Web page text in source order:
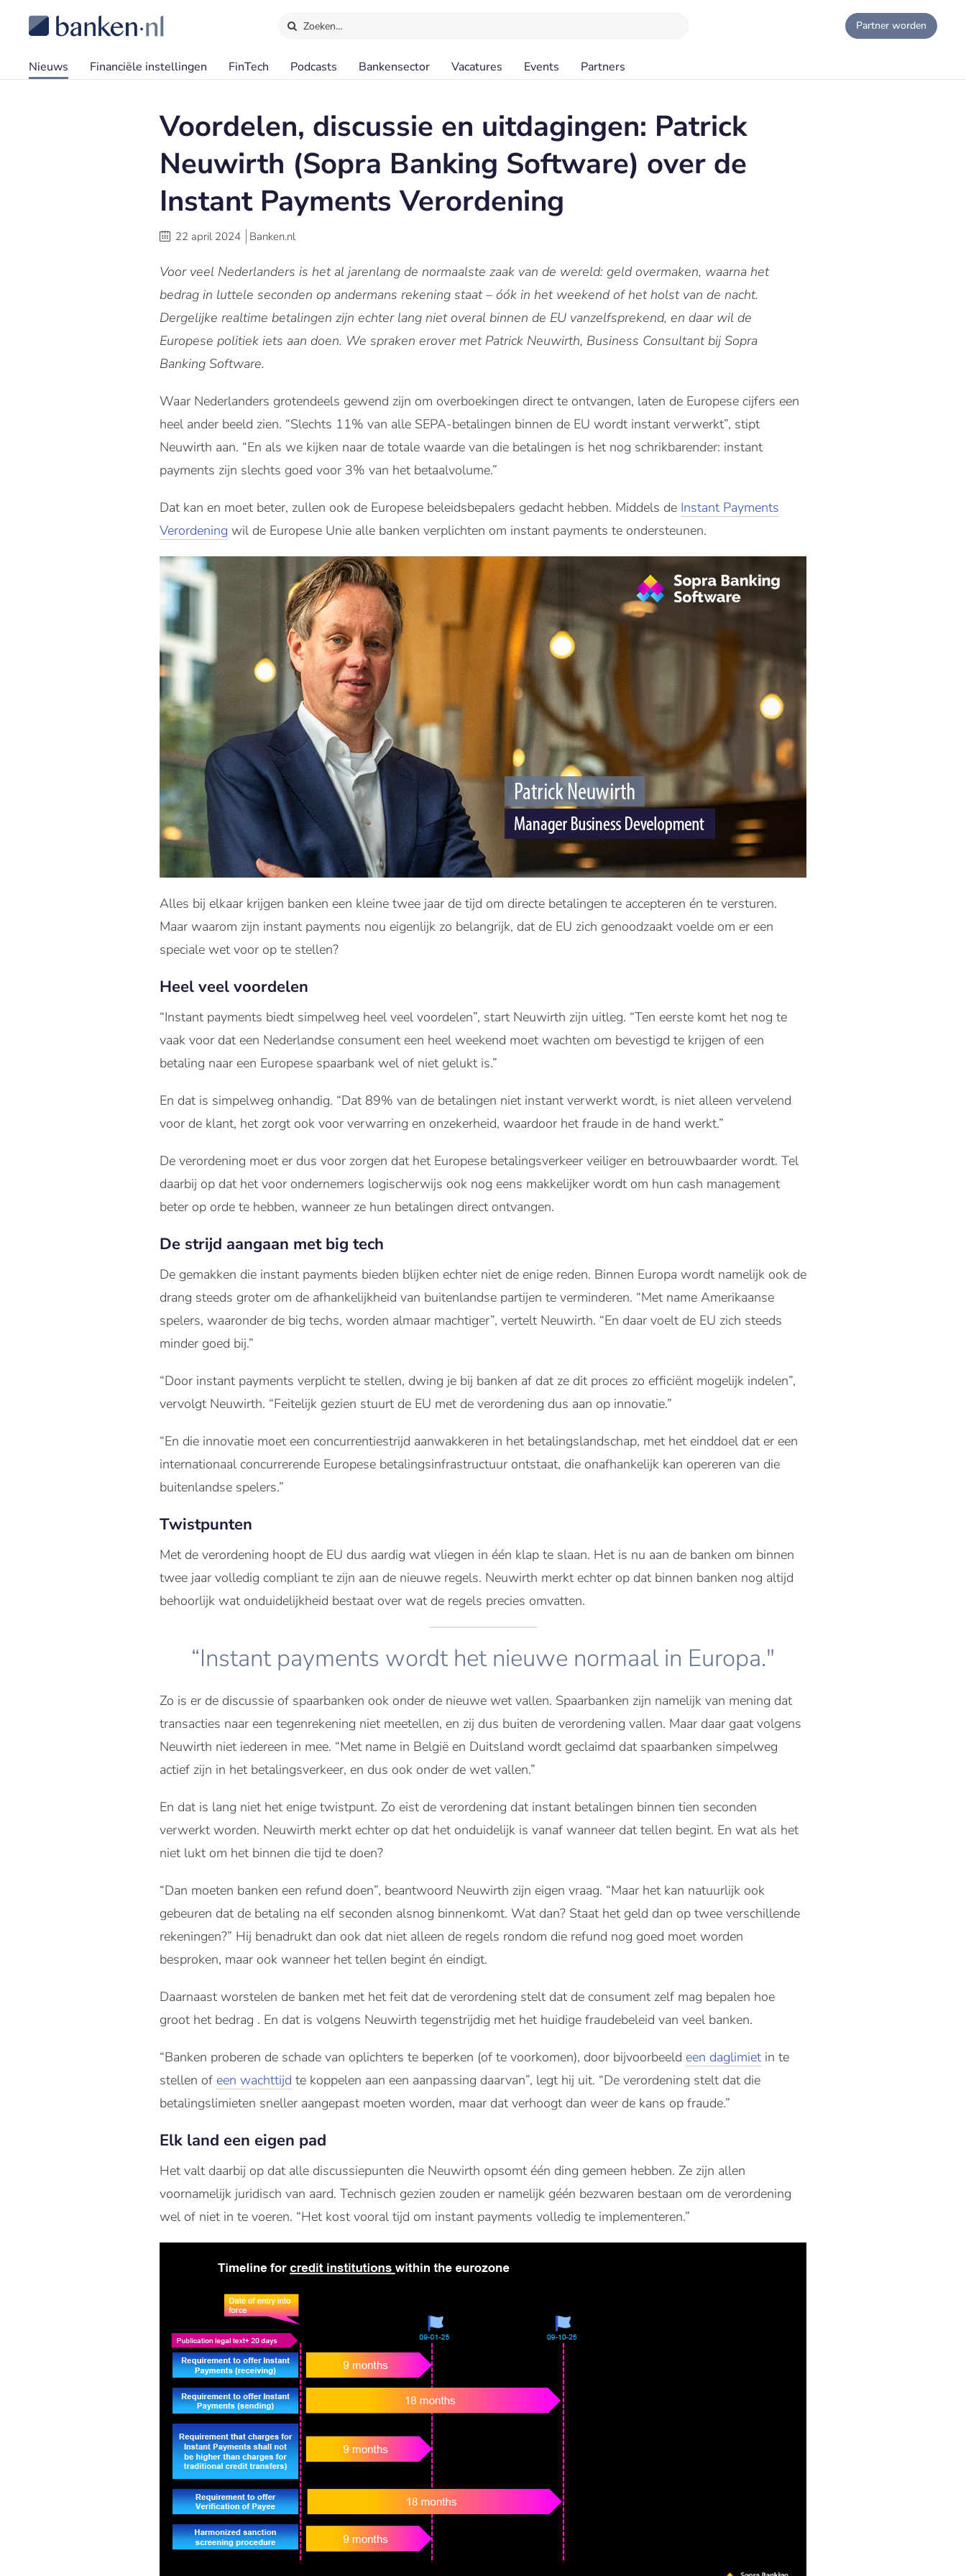
Zoeken… Partner worden
Nieuws Financiële instellingen FinTech Podcasts Bankensector Vacatures Events Partners
Voordelen, discussie en uitdagingen: Patrick
Neuwirth (Sopra Banking Software) over de
Instant Payments Verordening
22 april 2024 Banken.nl
Voor veel Nederlanders is het al jarenlang de normaalste zaak van de wereld: geld overmaken, waarna het
bedrag in luttele seconden op andermans rekening staat – óók in het weekend of het holst van de nacht.
Dergelijke realtime betalingen zijn echter lang niet overal binnen de EU vanzelfsprekend, en daar wil de
Europese politiek iets aan doen. We spraken erover met Patrick Neuwirth, Business Consultant bij Sopra
Banking Software.
Waar Nederlanders grotendeels gewend zijn om overboekingen direct te ontvangen, laten de Europese cijfers een
heel ander beeld zien. “Slechts 11% van alle SEPA-betalingen binnen de EU wordt instant verwerkt”, stipt
Neuwirth aan. “En als we kijken naar de totale waarde van die betalingen is het nog schrikbarender: instant
payments zijn slechts goed voor 3% van het betaalvolume.”
Dat kan en moet beter, zullen ook de Europese beleidsbepalers gedacht hebben. Middels de Instant Payments
Verordening wil de Europese Unie alle banken verplichten om instant payments te ondersteunen.
Alles bij elkaar krijgen banken een kleine twee jaar de tijd om directe betalingen te accepteren én te versturen.
Maar waarom zijn instant payments nou eigenlijk zo belangrijk, dat de EU zich genoodzaakt voelde om er een
speciale wet voor op te stellen?
Heel veel voordelen
“Instant payments biedt simpelweg heel veel voordelen”, start Neuwirth zijn uitleg. “Ten eerste komt het nog te
vaak voor dat een Nederlandse consument een heel weekend moet wachten om bevestigd te krijgen of een
betaling naar een Europese spaarbank wel of niet gelukt is.”
En dat is simpelweg onhandig. “Dat 89% van de betalingen niet instant verwerkt wordt, is niet alleen vervelend
voor de klant, het zorgt ook voor verwarring en onzekerheid, waardoor het fraude in de hand werkt.”
De verordening moet er dus voor zorgen dat het Europese betalingsverkeer veiliger en betrouwbaarder wordt. Tel
daarbij op dat het voor ondernemers logischerwijs ook nog eens makkelijker wordt om hun cash management
beter op orde te hebben, wanneer ze hun betalingen direct ontvangen.
De strijd aangaan met big tech
De gemakken die instant payments bieden blijken echter niet de enige reden. Binnen Europa wordt namelijk ook de
drang steeds groter om de afhankelijkheid van buitenlandse partijen te verminderen. “Met name Amerikaanse
spelers, waaronder de big techs, worden almaar machtiger”, vertelt Neuwirth. “En daar voelt de EU zich steeds
minder goed bij.”
“Door instant payments verplicht te stellen, dwing je bij banken af dat ze dit proces zo efficiënt mogelijk indelen”,
vervolgt Neuwirth. “Feitelijk gezien stuurt de EU met de verordening dus aan op innovatie.”
“En die innovatie moet een concurrentiestrijd aanwakkeren in het betalingslandschap, met het einddoel dat er een
internationaal concurrerende Europese betalingsinfrastructuur ontstaat, die onafhankelijk kan opereren van die
buitenlandse spelers.”
Twistpunten
Met de verordening hoopt de EU dus aardig wat vliegen in één klap te slaan. Het is nu aan de banken om binnen
twee jaar volledig compliant te zijn aan de nieuwe regels. Neuwirth merkt echter op dat binnen banken nog altijd
behoorlijk wat onduidelijkheid bestaat over wat de regels precies omvatten.
“Instant payments wordt het nieuwe normaal in Europa."
Zo is er de discussie of spaarbanken ook onder de nieuwe wet vallen. Spaarbanken zijn namelijk van mening dat
transacties naar een tegenrekening niet meetellen, en zij dus buiten de verordening vallen. Maar daar gaat volgens
Neuwirth niet iedereen in mee. “Met name in België en Duitsland wordt geclaimd dat spaarbanken simpelweg
actief zijn in het betalingsverkeer, en dus ook onder de wet vallen.”
En dat is lang niet het enige twistpunt. Zo eist de verordening dat instant betalingen binnen tien seconden
verwerkt worden. Neuwirth merkt echter op dat het onduidelijk is vanaf wanneer dat tellen begint. En wat als het
niet lukt om het binnen die tijd te doen?
“Dan moeten banken een refund doen”, beantwoord Neuwirth zijn eigen vraag. “Maar het kan natuurlijk ook
gebeuren dat de betaling na elf seconden alsnog binnenkomt. Wat dan? Staat het geld dan op twee verschillende
rekeningen?” Hij benadrukt dan ook dat niet alleen de regels rondom die refund nog goed moet worden
besproken, maar ook wanneer het tellen begint én eindigt.
Daarnaast worstelen de banken met het feit dat de verordening stelt dat de consument zelf mag bepalen hoe
groot het bedrag . En dat is volgens Neuwirth tegenstrijdig met het huidige fraudebeleid van veel banken.
“Banken proberen de schade van oplichters te beperken (of te voorkomen), door bijvoorbeeld een daglimiet in te
stellen of een wachttijd te koppelen aan een aanpassing daarvan”, legt hij uit. “De verordening stelt dat die
betalingslimieten sneller aangepast moeten worden, maar dat verhoogt dan weer de kans op fraude.”
Elk land een eigen pad
Het valt daarbij op dat alle discussiepunten die Neuwirth opsomt één ding gemeen hebben. Ze zijn allen
voornamelijk juridisch van aard. Technisch gezien zouden er namelijk géén bezwaren bestaan om de verordening
wel of niet in te voeren. “Het kost vooral tijd om instant payments volledig te implementeren.”